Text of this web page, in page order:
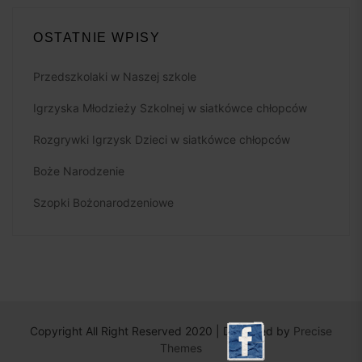
OSTATNIE WPISY
Przedszkolaki w Naszej szkole
Igrzyska Młodzieży Szkolnej w siatkówce chłopców
Rozgrywki Igrzysk Dzieci w siatkówce chłopców
Boże Narodzenie
Szopki Bożonarodzeniowe
Copyright All Right Reserved 2020 | Designed by Precise
Themes